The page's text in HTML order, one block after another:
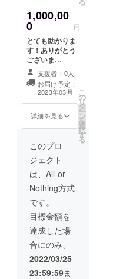
ちの緊急避妊薬
を行った結果の
若者の行動変容
に関する活動報
告
厚さ5mm以内で
配布したいもの
配布いたしま
す。それ以上の
サイズのものを
ご希望の場合は
郵送費のみ別途
いただければ配
1,000,00
0 円
とても助かりま
す！ありがとう
ございま
す！！！！！ リ
ターン内容 ①1
年後メールでの
#わたしたちの緊
急避妊薬 に関す
る活動報告(処方
②毎月1~2回の
ソウレッジの
メールでの活動
報告 ③3年後に
メールでの #わ
たしたちの緊急
避妊薬 を行った
結果の若者の行
動変容に関する
活動報告
支援者：0人
お届け予定：
2023年03月
詳細を見る
こ
の
リ
タ
ー
ン
を
選
択
す
る
このプロ
ジェクト
は、All-or-
Nothing方式
です。
目標金額を
達成した場
合にのみ、
2022/03/25
23:59:59ま